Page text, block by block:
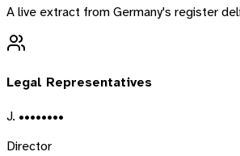
A live extract fromGermany's register
Legal Representatives
J. ••••••••
Director